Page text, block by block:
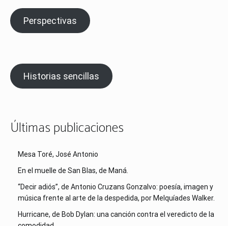
Perspectivas
Historias sencillas
Últimas publicaciones
Mesa Toré, José Antonio
En el muelle de San Blas, de Maná.
“Decir adiós”, de Antonio Cruzans Gonzalvo: poesía, imagen y
música frente al arte de la despedida, por Melquíades Walker.
Hurricane, de Bob Dylan: una canción contra el veredicto de la